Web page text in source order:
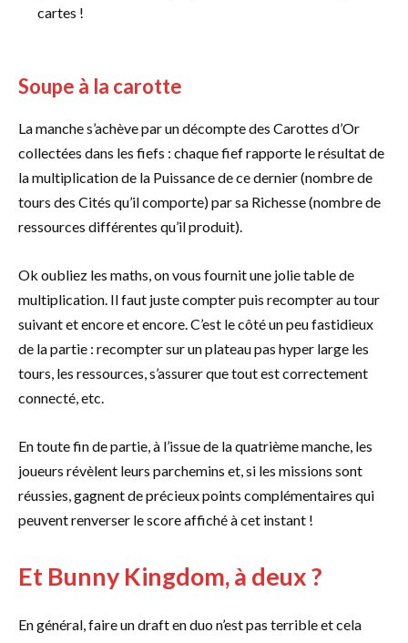
cartes !
Soupe à la carotte
La manche s’achève par un décompte des Carottes d’Or
collectées dans les fiefs : chaque fief rapporte le résultat de
la multiplication de la Puissance de ce dernier (nombre de
tours des Cités qu’il comporte) par sa Richesse (nombre de
ressources différentes qu’il produit).
Ok oubliez les maths, on vous fournit une jolie table de
multiplication. Il faut juste compter puis recompter au tour
suivant et encore et encore. C’est le côté un peu fastidieux
de la partie : recompter sur un plateau pas hyper large les
tours, les ressources, s’assurer que tout est correctement
connecté, etc.
En toute fin de partie, à l’issue de la quatrième manche, les
joueurs révèlent leurs parchemins et, si les missions sont
réussies, gagnent de précieux points complémentaires qui
peuvent renverser le score affiché à cet instant !
Et Bunny Kingdom, à deux ?
En général, faire un draft en duo n’est pas terrible et cela